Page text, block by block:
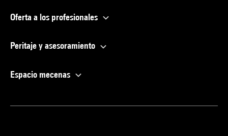
Oferta a los profesionales
Peritaje y asesoramiento
Espacio mecenas